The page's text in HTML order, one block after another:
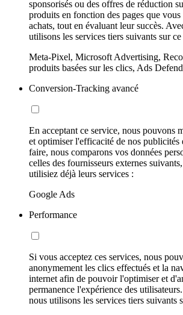
sponsorisés ou des offres de réduction
produits en fonction des pages que
achats, tout en évaluant leur succès.
utilisons les services tiers suivants sur
Meta-Pixel, Microsoft Advertising,
produits basées sur les clics, Ads
Conversion-Tracking avancé
En acceptant ce service, nous pouvons
et optimiser l'efficacité de nos publicités
faire, nous comparons vos données
celles des fournisseurs externes
utilisiez déjà leurs services :
Google Ads
Performance
Si vous acceptez ces services, nous
anonymement les clics effectués et la
internet afin de pouvoir l'optimiser et
permanence l'expérience des
nous utilisons les services tiers suivants